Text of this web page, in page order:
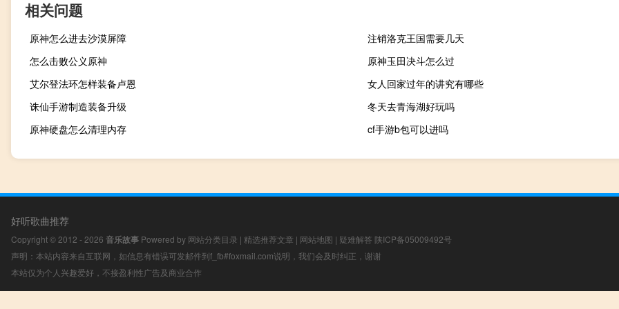
相关问题
原神怎么进去沙漠屏障
注销洛克王国需要几天
怎么击败公义原神
原神玉田决斗怎么过
艾尔登法环怎样装备卢恩
女人回家过年的讲究有哪些
诛仙手游制造装备升级
冬天去青海湖好玩吗
原神硬盘怎么清理内存
cf手游b包可以进吗
好听歌曲推荐
Copyright © 2012 - 2026 音乐故事 Powered by 网站分类目录 | 精选推荐文章 | 网站地图 | 疑难解答 陕ICP备05009492号
声明：本站内容来自互联网，如信息有错误可发邮件到f_fb#foxmail.com说明，我们会及时纠正，谢谢
本站仅为个人兴趣爱好，不接盈利性广告及商业合作